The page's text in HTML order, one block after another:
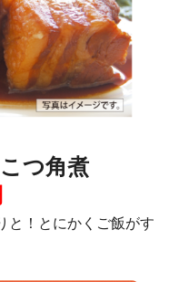
つ角煮
と！とにかくご飯がす